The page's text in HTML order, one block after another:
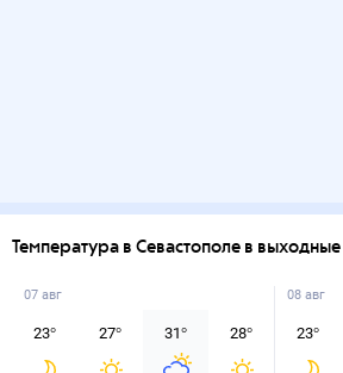
Температура в Севастополе в выходные
07 авг
23° 27° 31° 28°
08 авг
23°